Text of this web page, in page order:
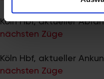
analysieren. Außerdem
Verwendung unserer
soziale Medien, Werbung
weiteren Daten
haben oder die sie im
Köln Hbf, aktueller
nächsten Züge
Köln Hbf, aktueller
nächsten Züge